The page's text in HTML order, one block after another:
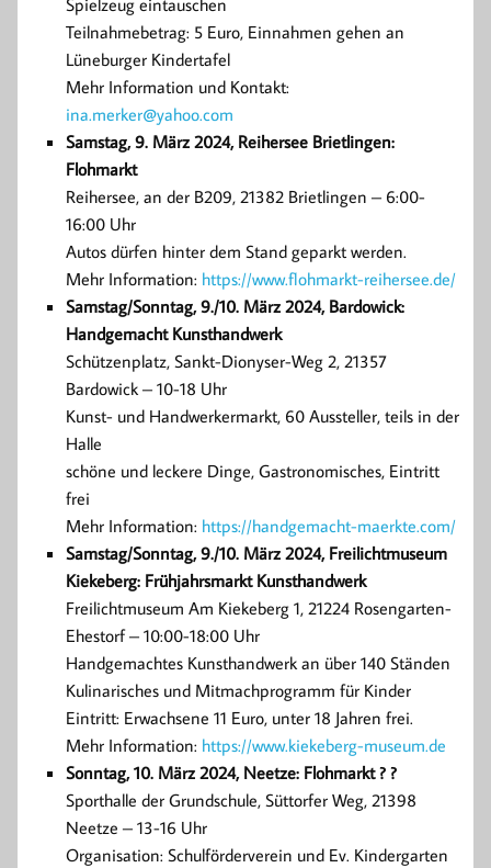
Spielzeug eintauschen
Teilnahmebetrag: 5 Euro, Einnahmen gehen an
Lüneburger Kindertafel
Mehr Information und Kontakt:
ina.merker@yahoo.com
Samstag, 9. März 2024, Reihersee Brietlingen:
Flohmarkt
Reihersee, an der B209, 21382 Brietlingen – 6:00-
16:00 Uhr
Autos dürfen hinter dem Stand geparkt werden.
Mehr Information: https://www.flohmarkt-reihersee.de/
Samstag/Sonntag, 9./10. März 2024, Bardowick:
Handgemacht Kunsthandwerk
Schützenplatz, Sankt-Dionyser-Weg 2, 21357
Bardowick – 10-18 Uhr
Kunst- und Handwerkermarkt, 60 Aussteller, teils in der
Halle
schöne und leckere Dinge, Gastronomisches, Eintritt
frei
Mehr Information: https://handgemacht-maerkte.com/
Samstag/Sonntag, 9./10. März 2024, Freilichtmuseum
Kiekeberg: Frühjahrsmarkt Kunsthandwerk
Freilichtmuseum Am Kiekeberg 1, 21224 Rosengarten-
Ehestorf – 10:00-18:00 Uhr
Handgemachtes Kunsthandwerk an über 140 Ständen
Kulinarisches und Mitmachprogramm für Kinder
Eintritt: Erwachsene 11 Euro, unter 18 Jahren frei.
Mehr Information: https://www.kiekeberg-museum.de
Sonntag, 10. März 2024, Neetze: Flohmarkt ? ?
Sporthalle der Grundschule, Süttorfer Weg, 21398
Neetze – 13-16 Uhr
Organisation: Schulförderverein und Ev. Kindergarten